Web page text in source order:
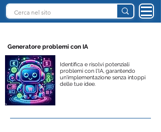
Generatore problemi con IA
Identifica e risolvi potenziali
problemi con l'IA, garantendo
un'implementazione senza intoppi
delle tue idee.